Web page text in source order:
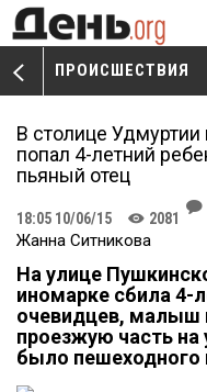
ПРОИСШЕСТВИЯ
W
В столице
попал 4-летний
пьяный отец
18:05 10/06/15 K 2081
J
Жанна Ситникова
На улице
иномарке сбила 4-
очевидцев, малыш
проезжую часть на
было пешеходного